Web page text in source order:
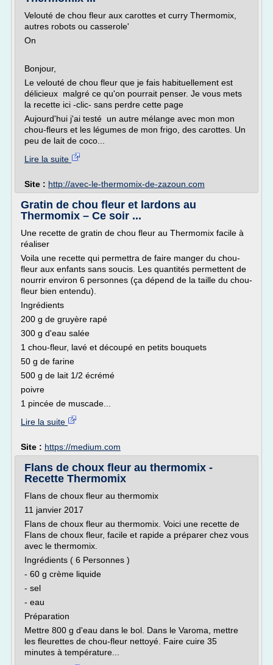
Velouté de chou fleur aux carottes et curry Thermomix,
autres robots ou casserole'
On
Bonjour,
Le velouté de chou fleur que je fais habituellement est
délicieux malgré ce qu'on pourrait penser. Je vous mets
la recette ici -clic- sans perdre cette page
Aujourd'hui j'ai testé un autre mélange avec mon mon
chou-fleurs et les légumes de mon frigo, des carottes. Un
peu de lait de coco...
Lire la suite
Site : http://avec-le-thermomix-de-zazoun.com
Gratin de chou fleur et lardons au
Thermomix – Ce soir ...
Une recette de gratin de chou fleur au Thermomix facile à
réaliser
Voila une recette qui permettra de faire manger du chou-
fleur aux enfants sans soucis. Les quantités permettent de
nourrir environ 6 personnes (ça dépend de la taille du chou-
fleur bien entendu).
Ingrédients
200 g de gruyère rapé
300 g d'eau salée
1 chou-fleur, lavé et découpé en petits bouquets
50 g de farine
500 g de lait 1/2 écrémé
poivre
1 pincée de muscade...
Lire la suite
Site : https://medium.com
Flans de choux fleur au thermomix -
Recette Thermomix
Flans de choux fleur au thermomix
11 janvier 2017
Flans de choux fleur au thermomix. Voici une recette de
Flans de choux fleur, facile et rapide a préparer chez vous
avec le thermomix.
Ingrédients ( 6 Personnes )
- 60 g crème liquide
- sel
- eau
Préparation
Mettre 800 g d'eau dans le bol. Dans le Varoma, mettre
les fleurettes de chou-fleur nettoyé. Faire cuire 35
minutes à température...